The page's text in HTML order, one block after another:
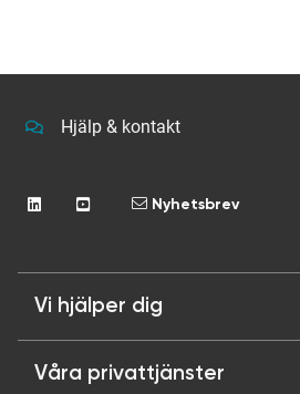
Hjälp & kontakt
Nyhetsbrev
Vi hjälper dig
Våra privattjänster